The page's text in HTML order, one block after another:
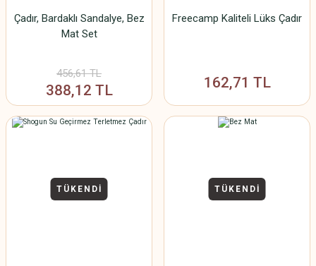
Çadır, Bardaklı Sandalye, Bez
Mat Set
456,61 TL
388,12 TL
Freecamp Kaliteli Lüks Çadır
162,71 TL
TÜKENDİ TÜKENDİ